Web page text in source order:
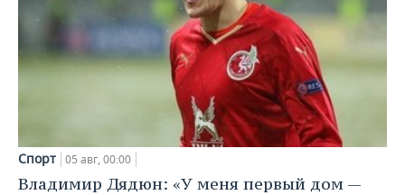
Спорт 05 авг, 00:00
Владимир Дядюн: «У меня первый дом —